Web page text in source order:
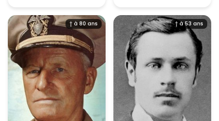
† à 80 ans † à 53 ans